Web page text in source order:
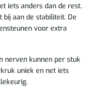
iets anders dan de rest.
bij aan de stabiliteit. De
voor extra
nerven kunnen per stuk
uniek en net iets